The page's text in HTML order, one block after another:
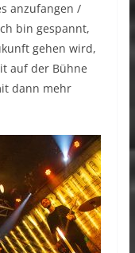
anzufangen /
bin gespannt,
gehen wird,
auf der Bühne
dann mehr